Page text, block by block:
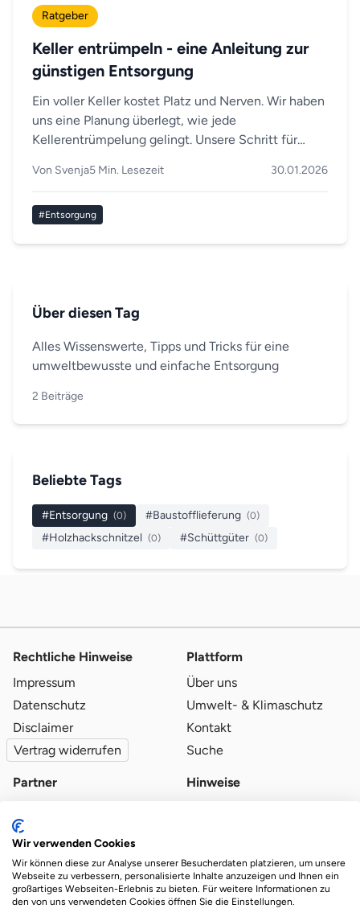
Ratgeber
Keller entrümpeln - eine Anleitung zur
günstigen Entsorgung
Ein voller Keller kostet Platz und Nerven. Wir haben
uns eine Planung überlegt, wie jede
Kellerentrümpelung gelingt. Unsere Schritt für
effizient entrümpelst und Abfälle so günstig und
umweltgerecht wie möglich entsorgst. Mit
praktischen Tipps, typischen Fehlern und cleveren
Von Svenja5 Min. Lesezeit 30.01.2026
#Entsorgung
Über diesen Tag
Alles Wissenswerte, Tipps und Tricks für eine
umweltbewusste und einfache Entsorgung
2 Beiträge
Beliebte Tags
#Entsorgung (0) #Baustofflieferung (0)
#Holzhackschnitzel (0) #Schüttgüter (0)
Rechtliche Hinweise
Impressum
Datenschutz
Disclaimer
Vertrag widerrufen
Plattform
Über uns
Umwelt- & Klimaschutz
Kontakt
Suche
Partner
Qualitätsvoraussetzungen
Partner-Login
Hinweise
Das Ökosystem für beste Ver- und Entsorgung
Wir verwenden Cookies
Wir können diese zur Analyse unserer Besucherdaten platzieren, um unsere
Webseite zu verbessern, personalisierte Inhalte anzuzeigen und Ihnen ein
großartiges Webseiten-Erlebnis zu bieten. Für weitere Informationen zu
den von uns verwendeten Cookies öffnen Sie die Einstellungen.